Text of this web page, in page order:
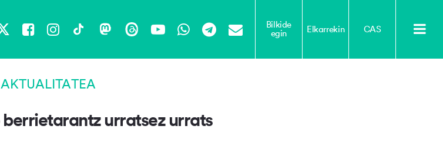
Facebook
Instagram
TikTokMastodon
ThreadsYouTubeWhatsApp
Telegram
Email
Bilkide
egin
Elkarrekin CAS
AKTUALITATEA
urratsez urrats